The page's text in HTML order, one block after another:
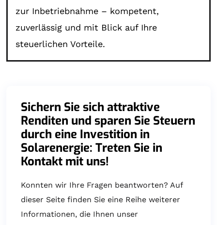
zur Inbetriebnahme – kompetent,
zuverlässig und mit Blick auf Ihre
steuerlichen Vorteile.
Sichern Sie sich attraktive
Renditen und sparen Sie Steuern
durch eine Investition in
Solarenergie: Treten Sie in
Kontakt mit uns!
Konnten wir Ihre Fragen beantworten? Auf
dieser Seite finden Sie eine Reihe weiterer
Informationen, die Ihnen unser